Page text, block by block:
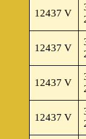
12437 V
12437 V
12437 V
12437 V